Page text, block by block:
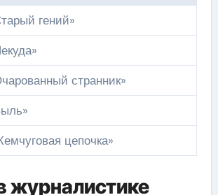
гений»
странник»
цепочка»
журналистике